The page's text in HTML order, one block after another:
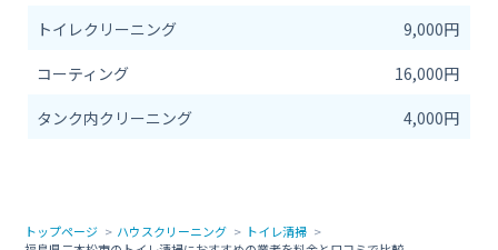
トイレクリーニング
9,000円
コーティング
16,000円
タンク内クリーニング
4,000円
トップページ ハウスクリーニング
トイレ清掃